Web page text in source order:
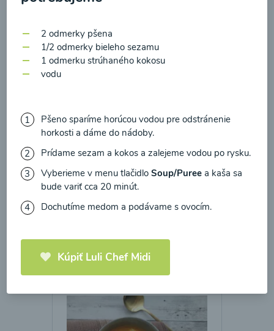
00:10 Zobraziť
Načítať ďalšie
Polievky mixované
2 odmerky pšena
1/2 odmerky bieleho sezamu
1 odmerku strúhaného kokosu
vodu
Pšeno sparíme horúcou vodou pre odstránenie
horkosti a dáme do nádoby.
Prídame sezam a kokos a zalejeme vodou po rysku.
Vyberieme v menu tlačidloSoup/Puree a kaša sa
bude variť cca 20 minút.
Dochutíme medom a podávame s ovocím.
Kúpiť Luli Chef Midi
údajova súhlasím s nimi.